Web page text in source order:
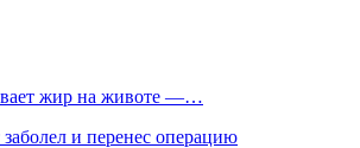
жир на животе —…
и перенес операцию